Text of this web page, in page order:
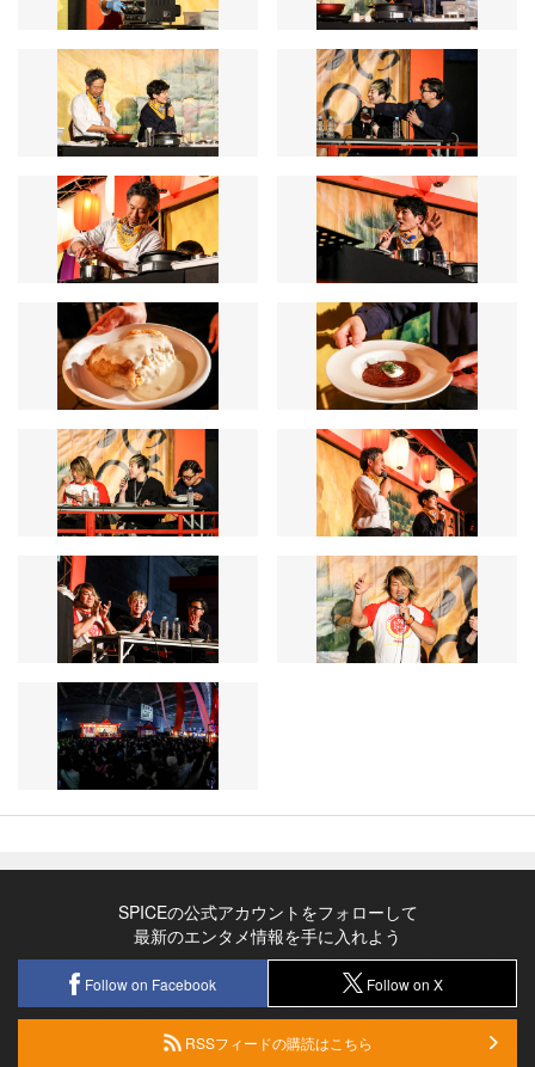
SPICEの公式アカウントをフォローして
最新のエンタメ情報を手に入れよう
Follow on Facebook Follow on X
RSSフィードの購読はこちら